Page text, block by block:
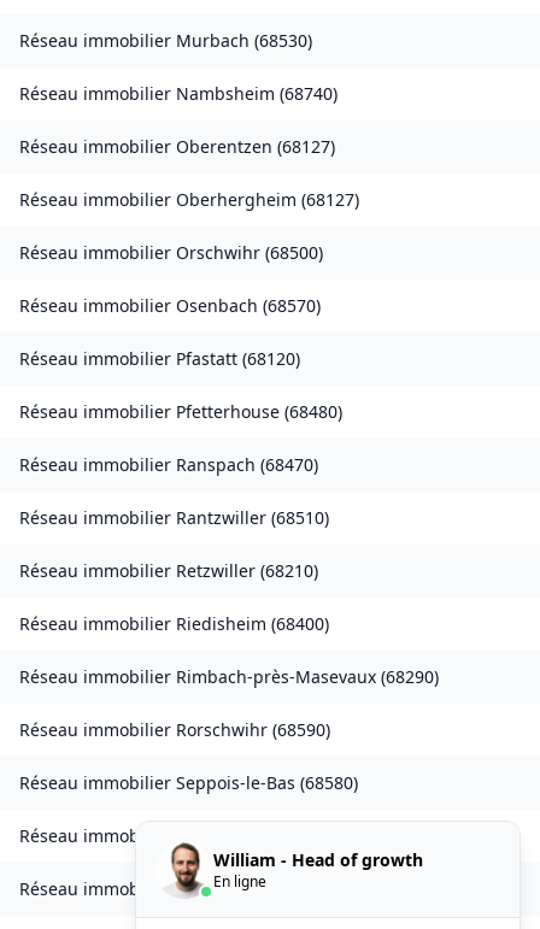
Réseau immobilier Murbach (68530)
Réseau immobilier Nambsheim (68740)
Réseau immobilier Oberentzen (68127)
Réseau immobilier Oberhergheim (68127)
Réseau immobilier Orschwihr (68500)
Réseau immobilier Osenbach (68570)
Réseau immobilier Pfastatt (68120)
Réseau immobilier Pfetterhouse (68480)
Réseau immobilier Ranspach (68470)
Réseau immobilier Rantzwiller (68510)
Réseau immobilier Retzwiller (68210)
Réseau immobilier Riedisheim (68400)
Réseau immobilier Rimbach-près-Masevaux (68290)
Réseau immobilier Rorschwihr (68590)
Réseau immobilier Seppois-le-Bas (68580)
Réseau immobilier
Réseau immobilierSondernach
William - Head of growth
En ligne